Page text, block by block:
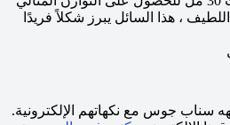
، هذا السائل يبرز شكلاً فريدًا
سناب جوس مع نكهاتهم الإلكترونية.